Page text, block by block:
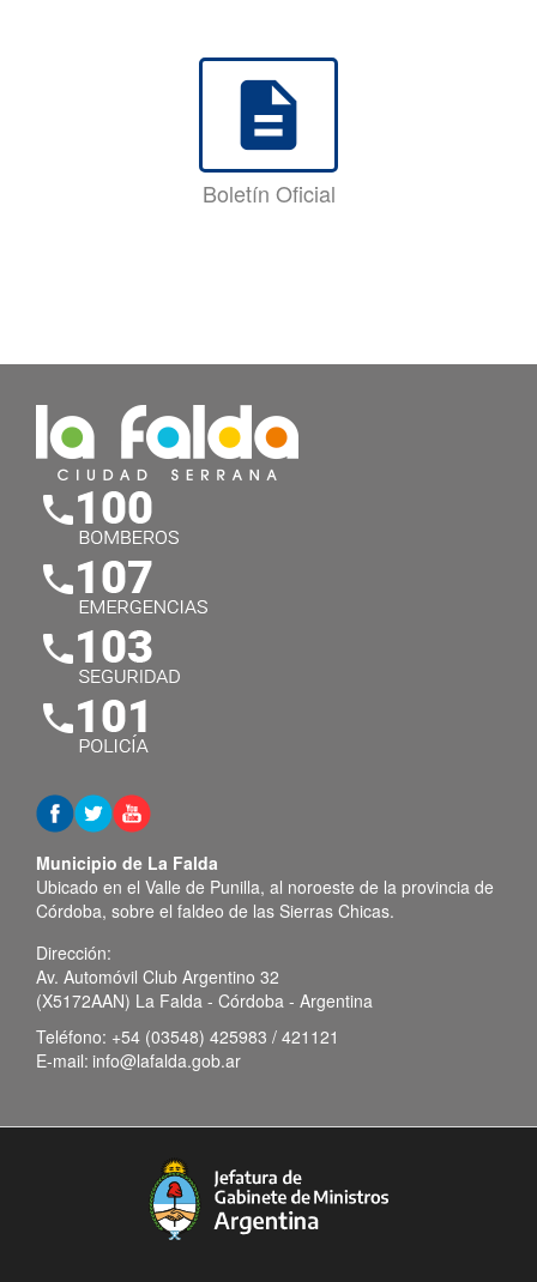
description
Boletín Oficial
Municipio de La Falda
Ubicado en el Valle de Punilla, al noroeste de la provincia de
Córdoba, sobre el faldeo de las Sierras Chicas.
Dirección:
Av. Automóvil Club Argentino 32
(X5172AAN) La Falda - Córdoba - Argentina
Teléfono: +54 (03548) 425983 / 421121
E-mail: info@lafalda.gob.ar